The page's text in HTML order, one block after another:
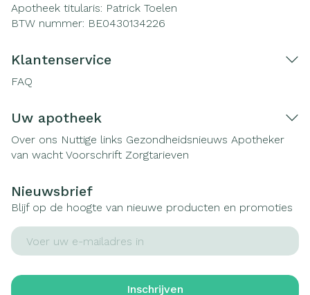
Apotheek titularis: Patrick Toelen
BTW nummer: BE0430134226
Klantenservice
FAQ
Uw apotheek
Over ons Nuttige links Gezondheidsnieuws Apotheker
van wacht Voorschrift Zorgtarieven
Nieuwsbrief
Blijf op de hoogte van nieuwe producten en promoties
E-mail adres
Inschrijven